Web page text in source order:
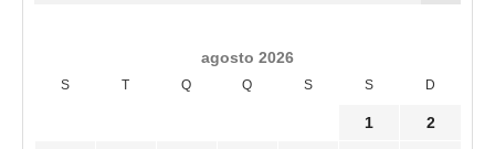
agosto 2026
S T Q Q S S D
1 2